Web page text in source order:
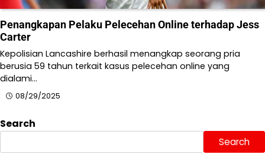
Penangkapan Pelaku Pelecehan Online terhadap Jess
Carter
Kepolisian Lancashire berhasil menangkap seorang pria
berusia 59 tahun terkait kasus pelecehan online yang
dialami…
08/29/2025
Search
Search